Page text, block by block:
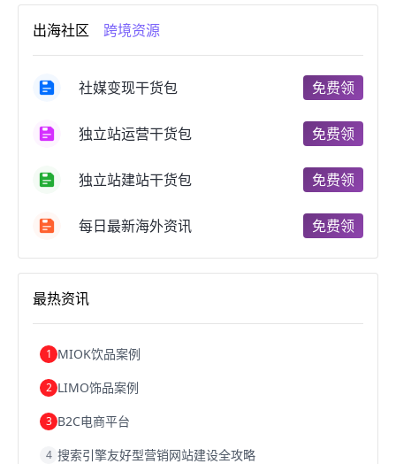
跨境电商市场跨境电商创业跨境电商注册
跨境电商开店跨境电商营销
跨境电商商品个人跨境电商跨境电商案例
郑州跨境电商跨境电商趋势
跨境电商费用美国跨境电商
天津跨境电商东南亚跨境电商
跨境电商b2b阿里巴巴跨境电商
跨境电商关税
跨境电商建站
浙江跨境电商宁波跨境电商跨境电商的模式
跨境电商优势跨境电商的优势
出海社区 跨境资源
社媒变现干货包 免费领
独立站运营干货包 免费领
独立站建站干货包 免费领
每日最新海外资讯 免费领
最热资讯
1 MIOK饮品案例
2 LIMO饰品案例
3 B2C电商平台
4 搜索引擎友好型营销网站建设全攻略